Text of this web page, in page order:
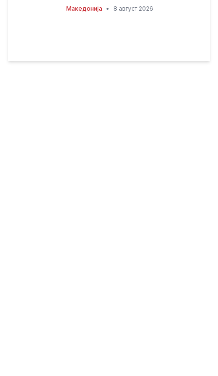
Македонија • 8 август 2026